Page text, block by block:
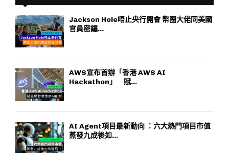
Jackson Hole唔止央行開會 幣圈大佬同美國
官員密鑼...
AWS宣布首辦「香港 AWS AI
Hackathon」 賦...
AI Agent項目最新動向 ：六大熱門項目市值
蒸發九成後如...